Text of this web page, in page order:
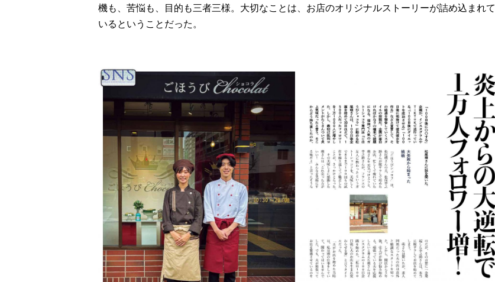
機も、苦悩も、目的も三者三様。大切なことは、お店のオリジナルストーリーが詰め込まれて
いるということだった。